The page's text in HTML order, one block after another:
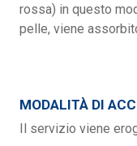
rossa) in questo
pelle, viene
MODALITÀ DI
Il servizio viene